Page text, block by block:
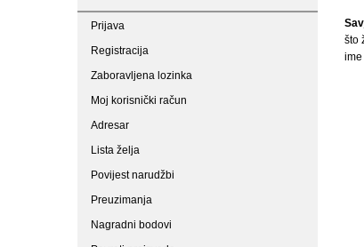
Prijava
Registracija
Zaboravljena lozinka
Moj korisnički račun
Adresar
Lista želja
Povijest narudžbi
Preuzimanja
Nagradni bodovi
što
ime